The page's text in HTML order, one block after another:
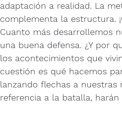
adaptación a realidad. La
complementa la estructura.
Cuanto más desarrollemos
una buena defensa. ¿Y por
los acontecimientos que
cuestión es qué hacemos
lanzando flechas a nuestras
referencia a la batalla,